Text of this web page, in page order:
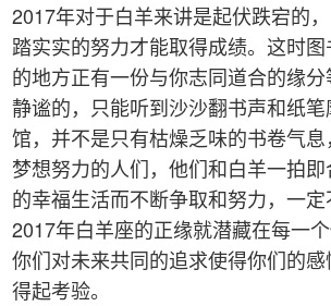
2017年对于白羊来讲是起伏跌宕的
踏实实的努力才能取得成绩。这时
的地方正有一份与你志同道合的缘分
静谧的，只能听到沙沙翻书声和纸
馆，并不是只有枯燥乏味的书卷气
梦想努力的人们，他们和白羊一拍
的幸福生活而不断争取和努力，一定
2017年白羊座的正缘就潜藏在每一个
你们对未来共同的追求使得你们的
得起考验。